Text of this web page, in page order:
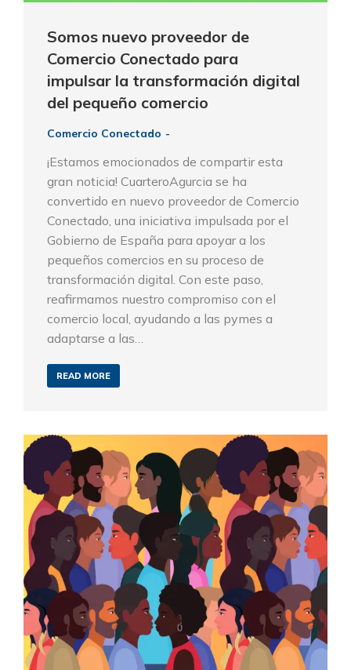
Somos nuevo proveedor de
Comercio Conectado para
impulsar la transformación digital
del pequeño comercio
Comercio Conectado
¡Estamos emocionados de compartir esta
gran noticia! CuarteroAgurcia se ha
convertido en nuevo proveedor de Comercio
Conectado, una iniciativa impulsada por el
Gobierno de España para apoyar a los
pequeños comercios en su proceso de
transformación digital. Con este paso,
reafirmamos nuestro compromiso con el
comercio local, ayudando a las pymes a
adaptarse a las…
READ MORE